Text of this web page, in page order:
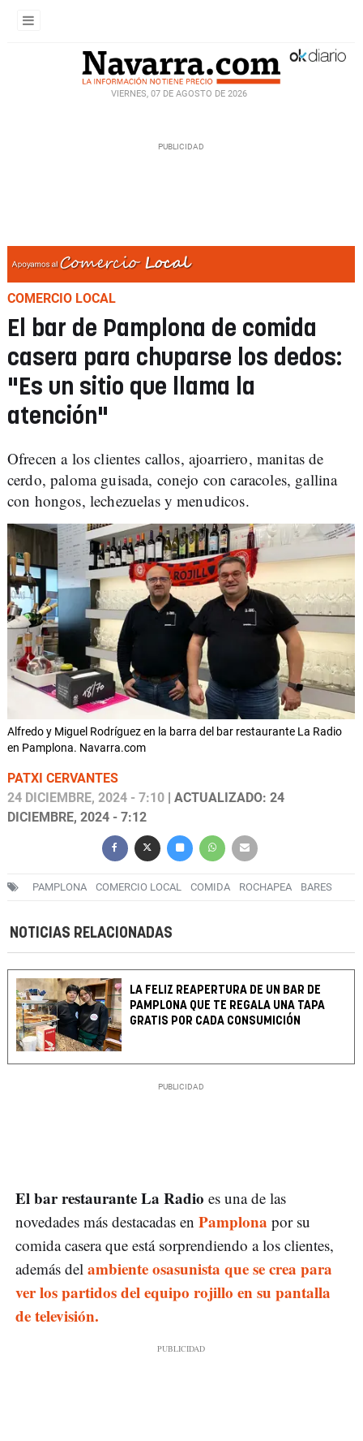
VIERNES, 07 DE AGOSTO DE 2026
COMERCIO LOCAL
El bar de Pamplona de comida
casera para chuparse los dedos:
"Es un sitio que llama la
atención"
Ofrecen a los clientes callos, ajoarriero, manitas de
cerdo, paloma guisada, conejo con caracoles, gallina
con hongos, lechezuelas y menudicos.
Alfredo y Miguel Rodríguez en la barra del bar restaurante La Radio
en Pamplona. Navarra.com
PATXI CERVANTES
24 DICIEMBRE, 2024 - 7:10 | ACTUALIZADO: 24
DICIEMBRE, 2024 - 7:12
PAMPLONA COMERCIO LOCAL COMIDA ROCHAPEA BARES
NOTICIAS RELACIONADAS
LA FELIZ REAPERTURA DE UN BAR DE
PAMPLONA QUE TE REGALA UNA TAPA
GRATIS POR CADA CONSUMICIÓN
El bar restaurante La Radio es una de las
novedades más destacadas en Pamplona por su
comida casera que está sorprendiendo a los clientes,
además del ambiente osasunista que se crea para
ver los partidos del equipo rojillo en su pantalla
de televisión.